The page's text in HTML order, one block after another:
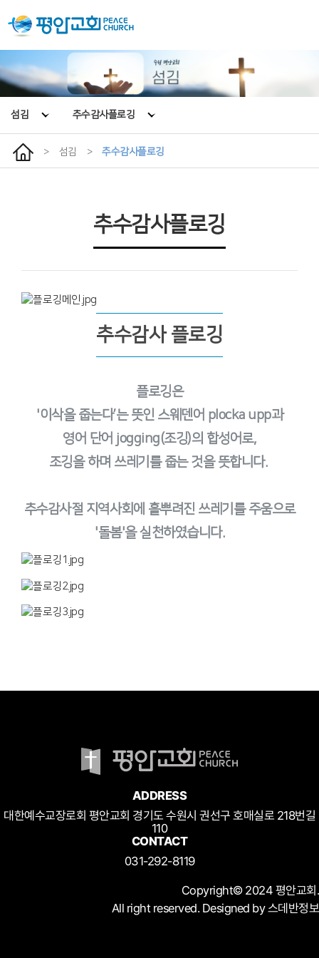
섬김 추수감사플로깅
> 섬김 > 추수감사플로깅
추수감사플로깅
추수감사 플로깅
플로깅은
'이삭을 줍는다’는 뜻인 스웨덴어 plocka upp과
영어 단어 jogging(조깅)의 합성어로,
조깅을 하며 쓰레기를 줍는 것을 뜻합니다.
추수감사절 지역사회에 흩뿌려진 쓰레기를 주움으로
'돌봄'을 실천하였습니다.
ADDRESS
대한예수교장로회 평안교회 경기도 수원시 권선구 호매실로 218번길
110
CONTACT
031-292-8119
Copyright© 2024 평안교회.
All right reserved. Designed by 스데반정보